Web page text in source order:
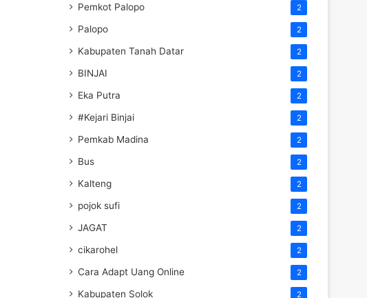
Pemkot Palopo 2
Palopo 2
Kabupaten Tanah Datar 2
BINJAI 2
Eka Putra 2
#Kejari Binjai 2
Pemkab Madina 2
Bus 2
Kalteng 2
pojok sufi 2
JAGAT 2
cikarohel 2
Cara Adapt Uang Online 2
Kabupaten Solok 2